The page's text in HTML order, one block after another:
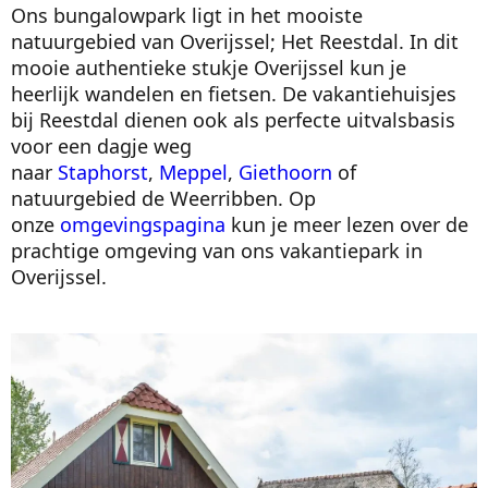
Ons bungalowpark ligt in het mooiste
natuurgebied van Overijssel; Het Reestdal. In dit
mooie authentieke stukje Overijssel kun je
heerlijk wandelen en fietsen. De vakantiehuisjes
bij Reestdal dienen ook als perfecte uitvalsbasis
voor een dagje weg
naar Staphorst, Meppel, Giethoorn of
natuurgebied de Weerribben. Op
onze omgevingspagina kun je meer lezen over de
prachtige omgeving van ons vakantiepark in
Overijssel.